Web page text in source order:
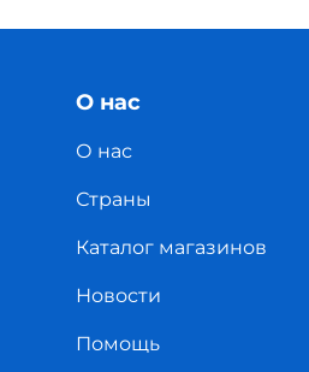
О нас
О нас
Страны
Каталог магазинов
Новости
Помощь